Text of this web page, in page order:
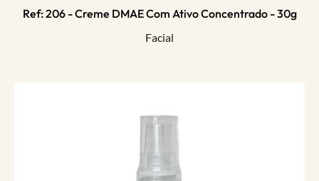
Ref: 206 - Creme DMAE Com Ativo Concentrado - 30g
Facial